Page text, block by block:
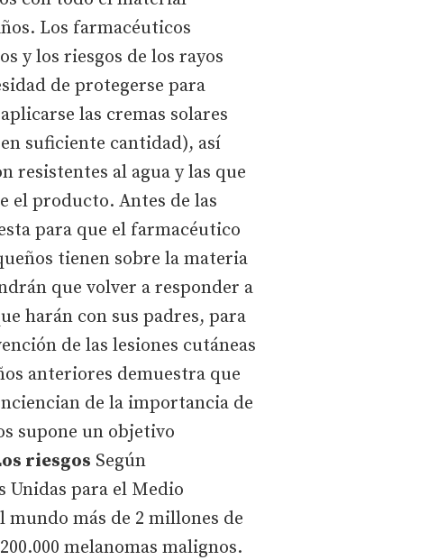
Los farmacéuticos
y los riesgos de los rayos
de protegerse para
las cremas solares
suficiente cantidad), así
resistentes al agua y las que
el producto. Antes de las
para que el farmacéutico
tienen sobre la materia
que volver a responder a
harán con sus padres, para
de las lesiones cutáneas
anteriores demuestra que
de la importancia de
supone un objetivo
riesgos Según
Unidas para el Medio
mundo más de 2 millones de
melanomas malignos.